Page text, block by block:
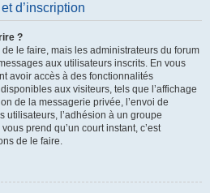
d’inscription
?
de le faire, mais les administrateurs du forum
aux utilisateurs inscrits. En vous
avoir accès à des fonctionnalités
aux visiteurs, tels que l’affichage
de la messagerie privée, l’envoi de
utilisateurs, l’adhésion à un groupe
prend qu’un court instant, c’est
de le faire.